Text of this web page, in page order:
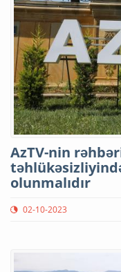
AzTV-nin
olunmalıdır
02-10-2023